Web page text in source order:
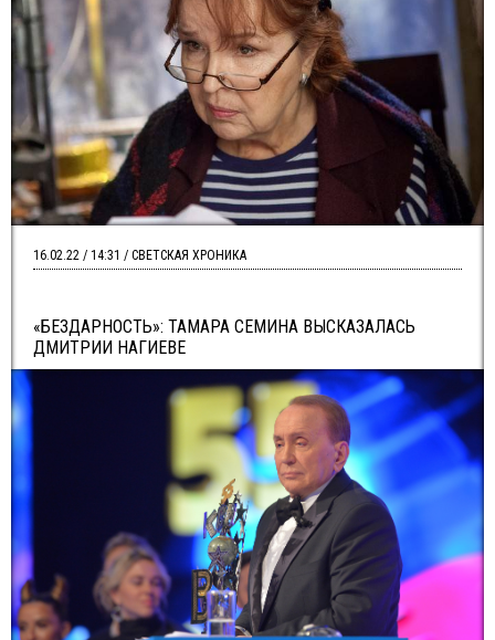
«БЕЗДАРНОСТЬ»: ТАМАРА СЕМИНА ВЫСКАЗАЛАСЬ
ДМИТРИИ НАГИЕВЕ
16.02.22 / 14:31 / СВЕТСКАЯ ХРОНИКА